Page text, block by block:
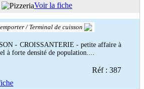
Voir la fiche
/ Terminal de cuisson
- CROISSANTERIE - petite affaire à
à forte densité de population....
Réf : 387